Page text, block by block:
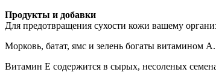
Продукты и добавки
Для предотвращения сухости кожи вашему
Морковь, батат, ямс и зелень богаты витамином А.
Витамин Е содержится в сырых, несоленых